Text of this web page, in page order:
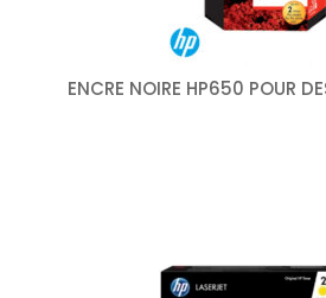
ENCRE NOIRE HP650 POUR